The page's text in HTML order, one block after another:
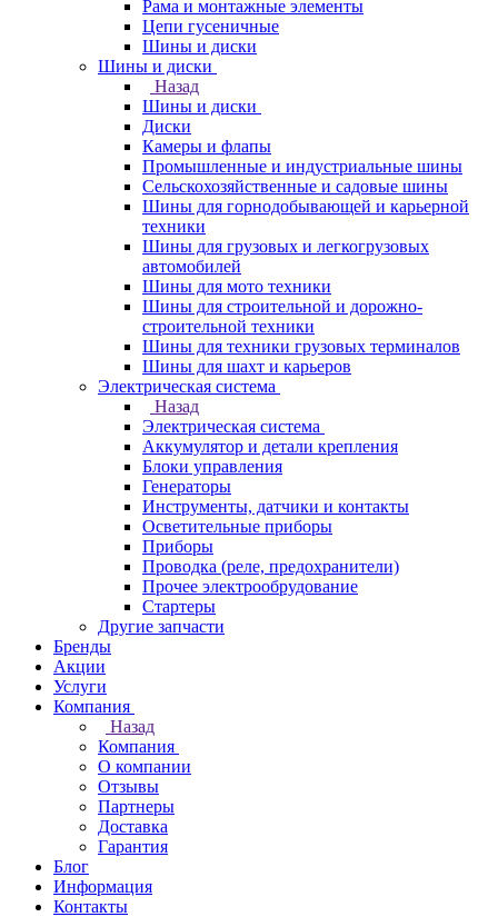
Рама и монтажные элементы
Цепи гусеничные
Шины и диски
Шины и диски
Назад
Шины и диски
Диски
Камеры и флапы
Промышленные и индустриальные шины
Сельскохозяйственные и садовые шины
Шины для горнодобывающей и карьерной
техники
Шины для грузовых и легкогрузовых
автомобилей
Шины для мото техники
Шины для строительной и дорожно-
строительной техники
Шины для техники грузовых терминалов
Шины для шахт и карьеров
Электрическая система
Назад
Электрическая система
Аккумулятор и детали крепления
Блоки управления
Генераторы
Инструменты, датчики и контакты
Осветительные приборы
Приборы
Проводка (реле, предохранители)
Прочее электрообрудование
Стартеры
Другие запчасти
Бренды
Акции
Услуги
Компания
Назад
Компания
О компании
Отзывы
Партнеры
Доставка
Гарантия
Блог
Информация
Контакты